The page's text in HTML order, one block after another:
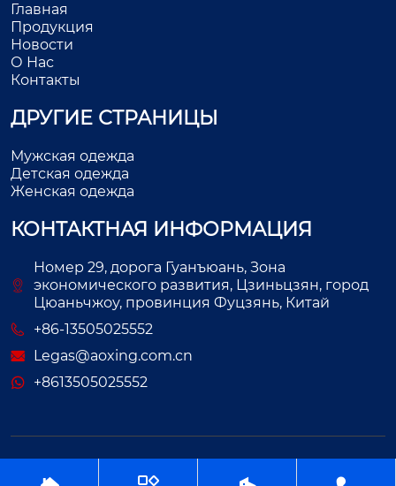
Главная
Продукция
Новости
О Нас
Контакты
ДРУГИЕ СТРАНИЦЫ
Мужская одежда
Детская одежда
Женская одежда
КОНТАКТНАЯ ИНФОРМАЦИЯ
Номер 29, дорога Гуанъюань, Зона
экономического развития, Цзиньцзян, город
Цюаньчжоу, провинция Фуцзянь, Китай
+86-13505025552
Legas@aoxing.com.cn
+8613505025552